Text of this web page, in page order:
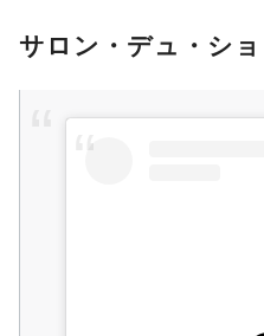
サロン・デュ・シ